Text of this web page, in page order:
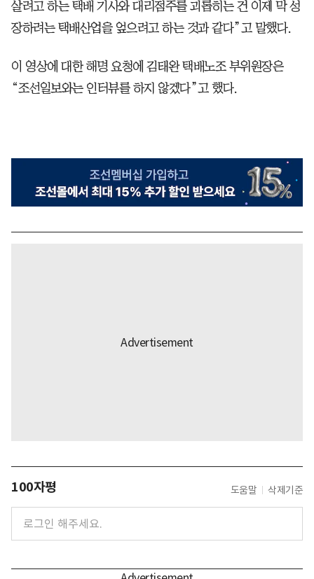
살려고 하는 택배 기사와 대리점주를 괴롭히는 건 이제 막 성
장하려는 택배산업을 엎으려고 하는 것과 같다”고 말했다.
이 영상에 대한 해명 요청에 김태완 택배노조 부위원장은
“조선일보와는 인터뷰를 하지 않겠다”고 했다.
100자평 도움말 삭제기준